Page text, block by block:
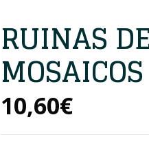
RUINAS
MOSAICOS
10,60€